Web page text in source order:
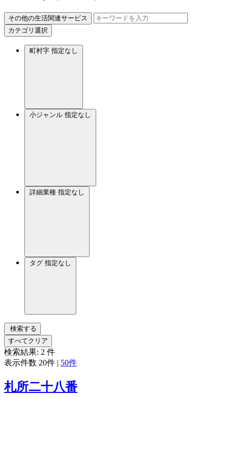
その他の生活関連サービス
カテゴリ選択
町村字 指定なし
小ジャンル 指定なし
詳細業種 指定なし
タグ 指定なし
検索する
すべてクリア
検索結果: 2 件
表示件数 20件 | 50件
札所二十八番